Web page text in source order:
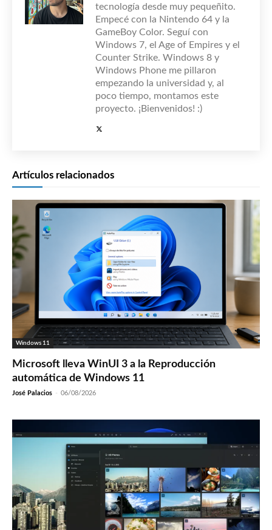
tecnología desde muy pequeñito.
Empecé con la Nintendo 64 y la
GameBoy Color. Seguí con
Windows 7, el Age of Empires y el
Counter Strike. Windows 8 y
Windows Phone me pillaron
empezando la universidad y, al
poco tiempo, montamos este
proyecto. ¡Bienvenidos! :)
Artículos relacionados
Windows 11
Microsoft lleva WinUI 3 a la Reproducción
automática de Windows 11
José Palacios - 06/08/2026